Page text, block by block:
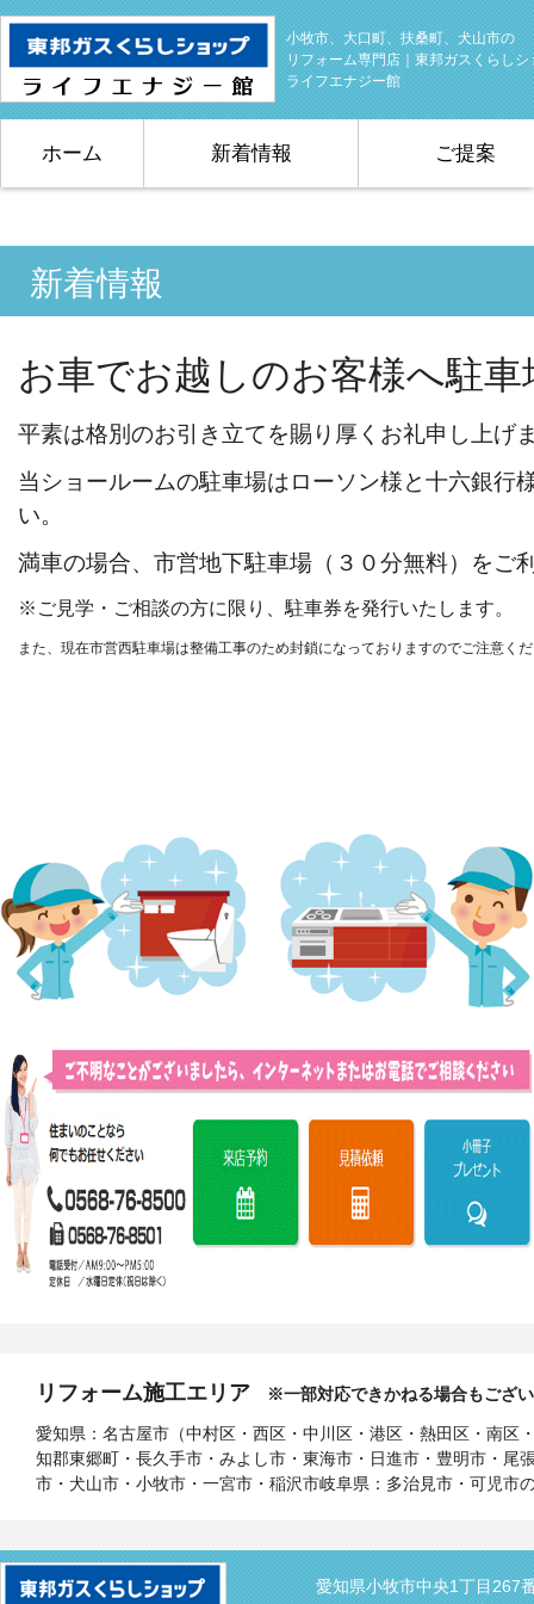
小牧市、大口町、扶桑町、犬山市の
リフォーム専門店｜東邦ガスくらしシ
ライフエナジー館
ホーム 新着情報 ご提案
新着情報
お車でお越しのお客様へ駐
平素は格別のお引き立てを賜り厚くお礼申し上げ
当ショールームの駐車場はローソン様と十六銀行
い。
満車の場合、市営地下駐車場（３０分無料）をご
※ご見学・ご相談の方に限り、駐車券を発行いたします。
また、現在市営西駐車場は整備工事のため封鎖になっておりますのでご注意く
リフォーム施工エリア ※一部対応できかねる場合もござ
愛知県：名古屋市（中村区・西区・中川区・港区・熱田区・南
知郡東郷町・長久手市・みよし市・東海市・日進市・豊明市・
市・犬山市・小牧市・一宮市・稲沢市岐阜県：多治見市・可児市
愛知県小牧市中央1丁目267